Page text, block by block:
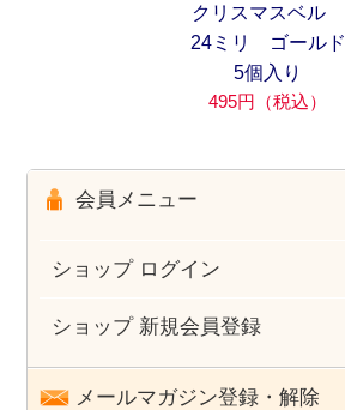
クリスマスベル
24ミリ ゴールド
5個入り
495円（税込）
会員メニュー
ショップ ログイン
ショップ 新規会員登録
メールマガジン登録・解除